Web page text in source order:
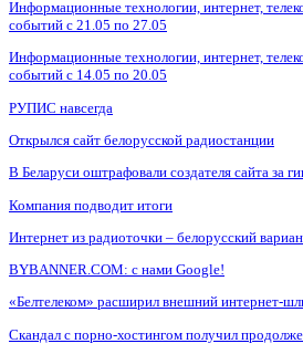
Информационные технологии, интернет,
событий с 21.05 по 27.05
Информационные технологии, интернет,
событий с 14.05 по 20.05
РУПИС навсегда
Открылся сайт белорусской радиостанции
В Беларуси оштрафовали создателя сайта за
Компания подводит итоги
Интернет из радиоточки – белорусский
BYBANNER.COM: c нами Google!
«Белтелеком» расширил внешний интернет-
Скандал с порно-хостингом получил